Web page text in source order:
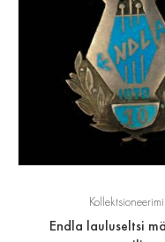
Endla lauluseltsi